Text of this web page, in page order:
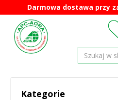
Darmowa dostawa przy
Kategorie